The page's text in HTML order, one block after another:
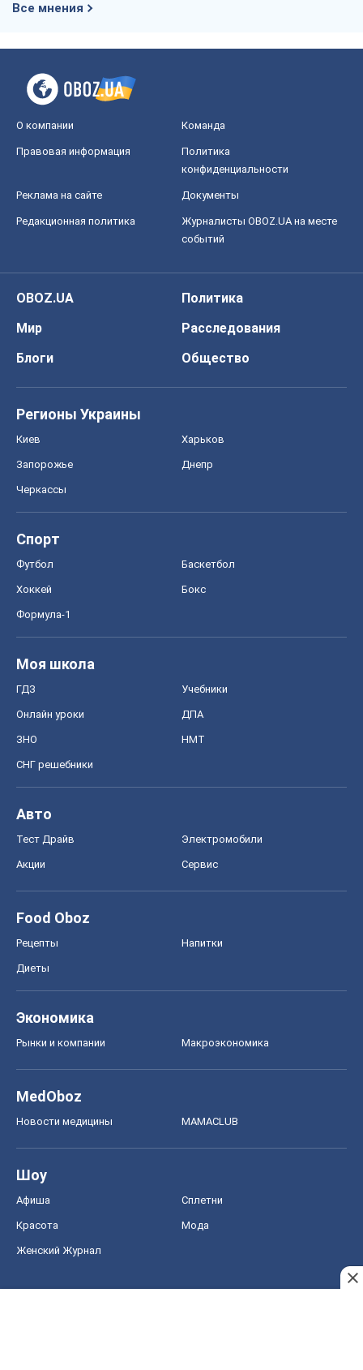
Все мнения
О компании Команда
Правовая информация
Политика
конфиденциальности
Реклама на сайте Документы
Редакционная политика
Журналисты OBOZ.UA на месте
событий
OBOZ.UA
Политика
Мир
Расследования
Блоги
Общество
Регионы Украины
Киев Харьков
Запорожье Днепр
Черкассы
Спорт
Футбол Баскетбол
Хоккей Бокс
Формула-1
Моя школа
ГДЗ Учебники
Онлайн уроки ДПА
ЗНО НМТ
СНГ решебники
Авто
Тест Драйв Электромобили
Акции Сервис
Food Oboz
Рецепты Напитки
Диеты
Экономика
Рынки и компании Mакроэкономика
MedOboz
Новости медицины MAMACLUB
Шоу
Афиша Сплетни
Красота Мода
Женский Журнал